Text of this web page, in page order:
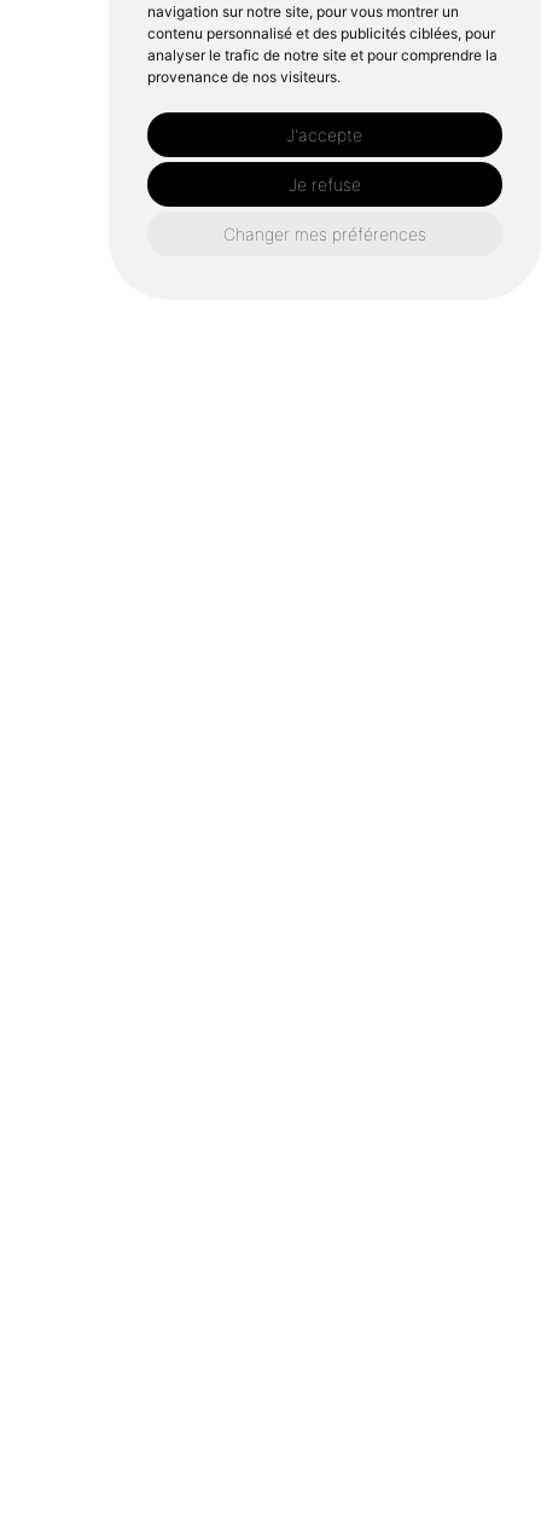
navigation sur notre site, pour vous montrer un
contenu personnalisé et des publicités ciblées, pour
analyser le trafic de notre site et pour comprendre la
provenance de nos visiteurs.
J'accepte
Je refuse
Changer mes préférences